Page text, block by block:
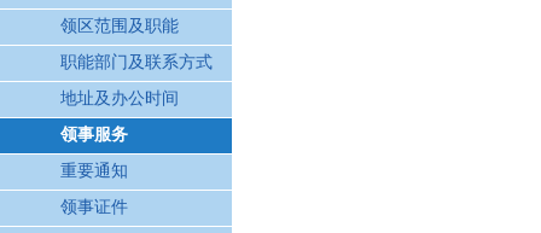
领区范围及职能
职能部门及联系方式
地址及办公时间
领事服务
重要通知
领事证件